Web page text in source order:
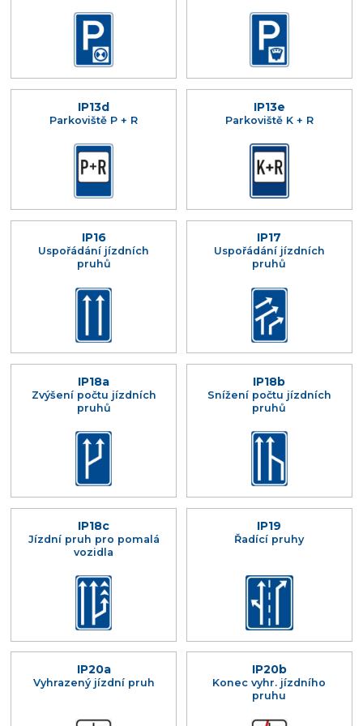
IP13d
Parkoviště P + R
IP13e
Parkoviště K + R
IP16
Uspořádání jízdních
pruhů
IP17
Uspořádání jízdních
pruhů
IP18a
Zvýšení počtu jízdních
pruhů
IP18b
Snížení počtu jízdních
pruhů
IP18c
Jízdní pruh pro pomalá
vozidla
IP19
Řadící pruhy
IP20a
Vyhrazený jízdní pruh
IP20b
Konec vyhr. jízdního
pruhu